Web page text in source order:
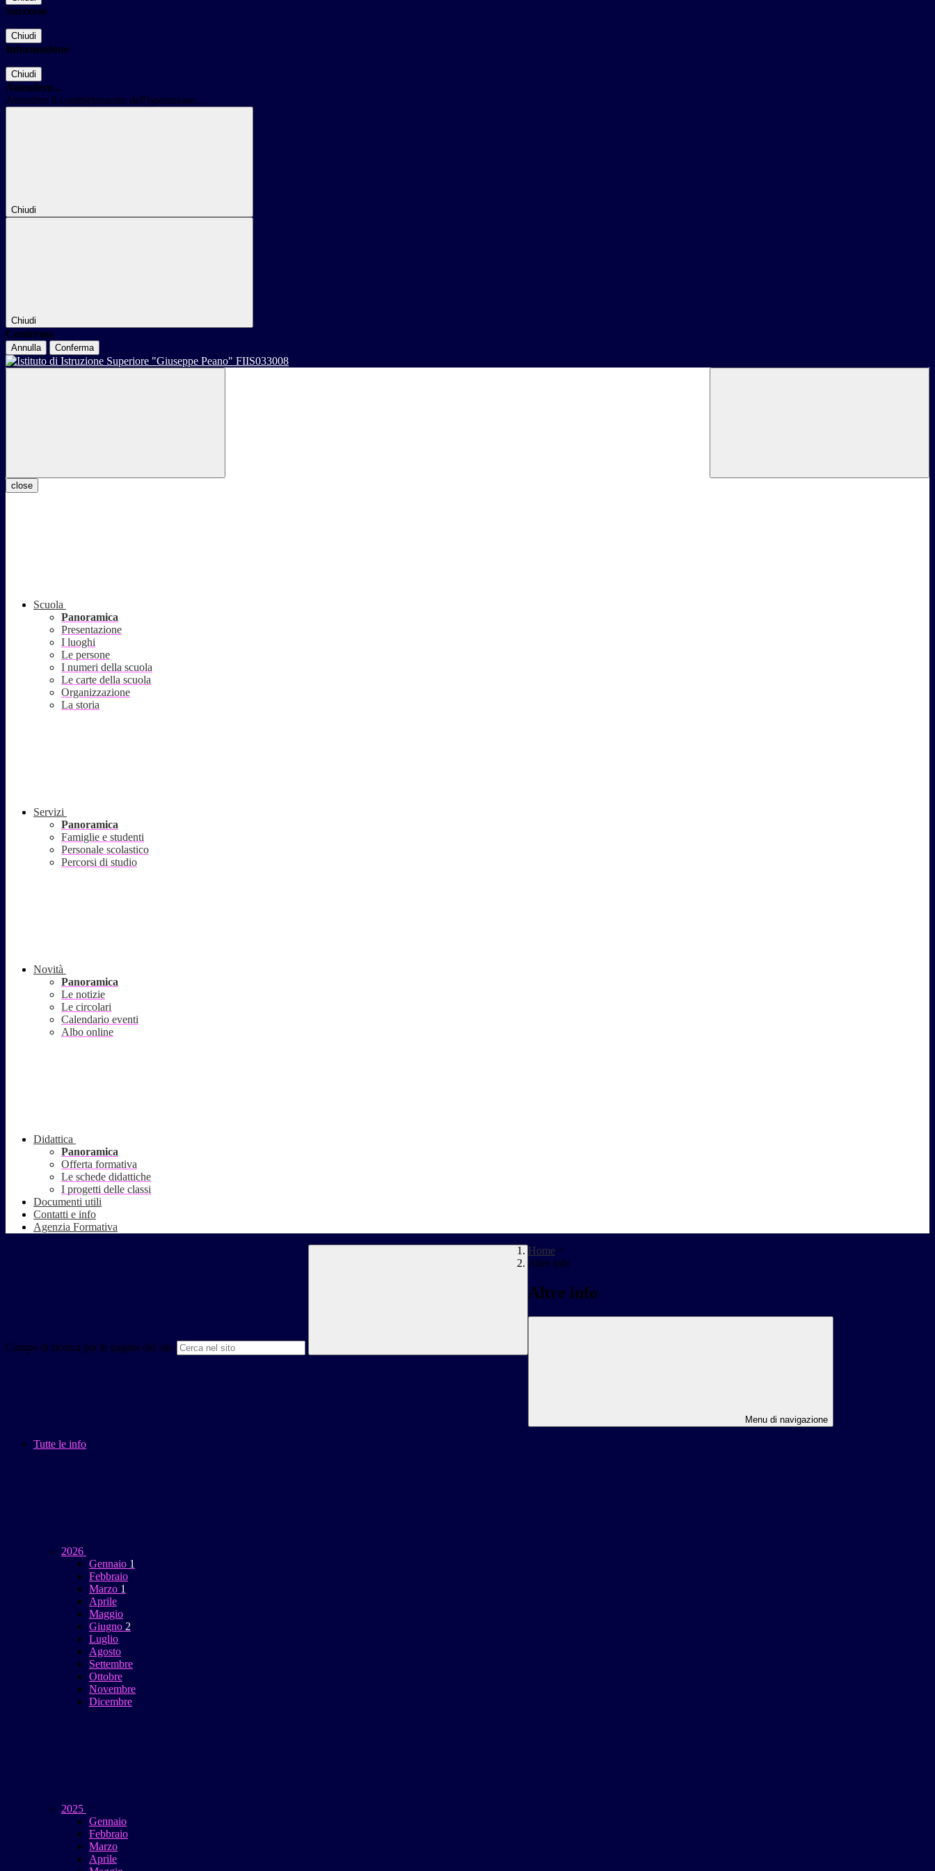
Successo
Chiudi
Informazione
Chiudi
Attendere...
Attendere il completamento dell'operazione...
Chiudi
Chiudi
Conferma
Annulla Conferma
close
Scuola
Panoramica
Presentazione
I luoghi
Le persone
I numeri della scuola
Le carte della scuola
Organizzazione
La storia
Servizi
Panoramica
Famiglie e studenti
Personale scolastico
Percorsi di studio
Novità
Panoramica
Le notizie
Le circolari
Calendario eventi
Albo online
Didattica
Panoramica
Offerta formativa
Le schede didattiche
I progetti delle classi
Documenti utili
Contatti e info
Agenzia Formativa
Campo di ricerca per le pagine del sito
Home >
Altre info
Altre info
Menu di navigazione
Tutte le info
2026
Gennaio 1
Febbraio
Marzo 1
Aprile
Maggio
Giugno 2
Luglio
Agosto
Settembre
Ottobre
Novembre
Dicembre
2025
Gennaio
Febbraio
Marzo
Aprile